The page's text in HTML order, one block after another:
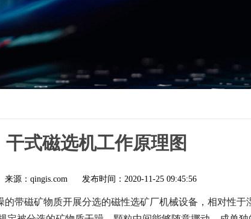
干式磁选机工作原理图
来源：qingis.com 发布时间： 2020-11-25 09:45:56
的带磁矿物质开展分选的磁性选矿厂机械设备，相对性